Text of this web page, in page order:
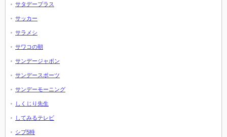
サタデープラス
サッカー
サラメシ
サワコの朝
サンデージャポン
サンデースポーツ
サンデーモーニング
しくじり先生
してみるテレビ
シブ5時